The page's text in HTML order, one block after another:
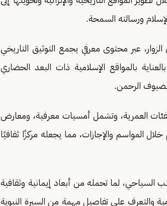
ورسالته السمحة.
عبر محتوى معرفي يجمع التوثيق التاريخي
بالمواقع الإسلامية ذات البعد الحضاري
بضيوف الرحمن.
العمرية، وتشمل أمسيات معرفية، ومعارض
المواسم والإجازات، مما يجعله مركزًا ثقافيًا
السياحي، لما تحمله من أبعاد إيمانية وثقافية
والتعرف على تفاصيل مهمة من السيرة النبوية